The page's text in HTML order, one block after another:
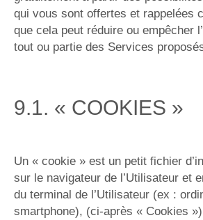
qui vous sont offertes et rappelées
que cela peut réduire ou empêcher
tout ou partie des Services
9.1. « COOKIES »
Un « cookie » est un petit fichier
sur le navigateur de l’Utilisateur et
du terminal de l’Utilisateur (ex :
smartphone), (ci-après « Cookies